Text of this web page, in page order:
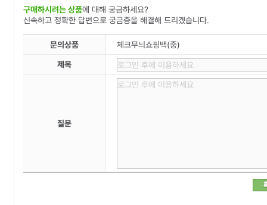
구매하시려는 상품에 대해 궁금하세요?
신속하고 정확한 답변으로 궁금증을 해결해 드리겠습니다.
문의상품 체크무늬쇼핑백(중)
제목
질문